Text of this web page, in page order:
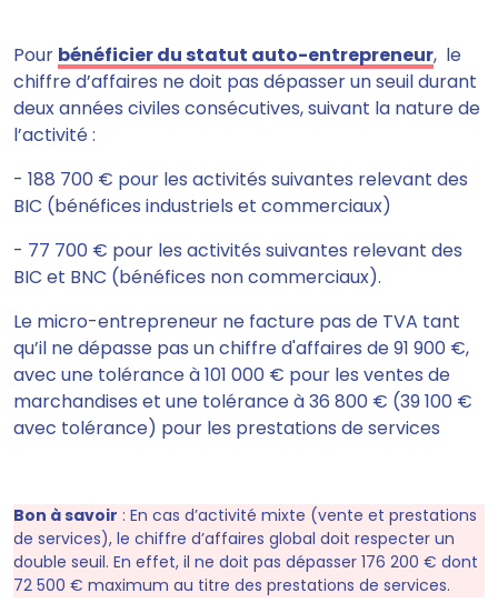
Pour bénéficier du statut auto-entrepreneur, le
chiffre d’affaires ne doit pas dépasser un seuil durant
deux années civiles consécutives, suivant la nature de
l’activité :
- 188 700 € pour les activités suivantes relevant des
BIC (bénéfices industriels et commerciaux)
- 77 700 € pour les activités suivantes relevant des
BIC et BNC (bénéfices non commerciaux).
Le micro-entrepreneur ne facture pas de TVA tant
qu’il ne dépasse pas un chiffre d'affaires de 91 900 €,
avec une tolérance à 101 000 € pour les ventes de
marchandises et une tolérance à 36 800 € (39 100 €
avec tolérance) pour les prestations de services
Bon à savoir : En cas d’activité mixte (vente et prestations
de services), le chiffre d’affaires global doit respecter un
double seuil. En effet, il ne doit pas dépasser 176 200 € dont
72 500 € maximum au titre des prestations de services.